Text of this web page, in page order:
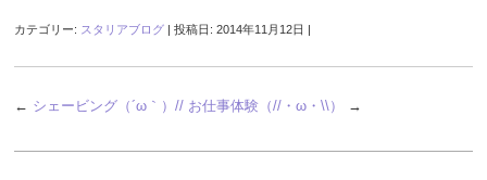
カテゴリー: スタリアブログ | 投稿日:2014年11月12日 |
← シェービング（´ω｀）// お仕事体験（//・ω・\\） →